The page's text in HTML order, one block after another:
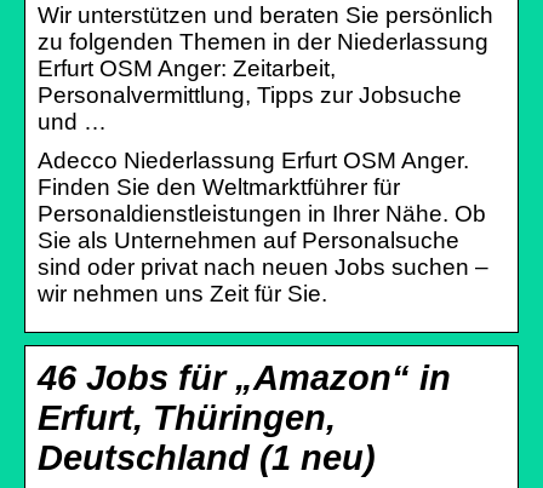
Wir unterstützen und beraten Sie persönlich
zu folgenden Themen in der Niederlassung
Erfurt OSM Anger: Zeitarbeit,
Personalvermittlung, Tipps zur Jobsuche
und …
Adecco Niederlassung Erfurt OSM Anger.
Finden Sie den Weltmarktführer für
Personaldienstleistungen in Ihrer Nähe. Ob
Sie als Unternehmen auf Personalsuche
sind oder privat nach neuen Jobs suchen –
wir nehmen uns Zeit für Sie.
46 Jobs für „Amazon“ in
Erfurt, Thüringen,
Deutschland (1 neu)